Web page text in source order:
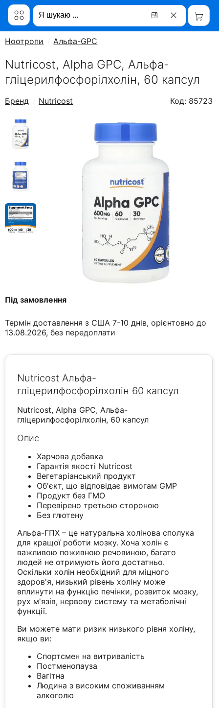
Ноотропи Альфа-GPC
Nutricost, Alpha GPC, Альфа-
гліцерилфосфорілхолін, 60 капсул
Бренд Nutricost Код: 85723
Під замовлення
Термін доставлення з США 7-10 днів, орієнтовно до
13.08.2026, без передоплати
Nutricost Альфа-
гліцерилфосфорілхолін 60 капсул
Nutricost, Alpha GPC, Альфа-
гліцерилфосфорілхолін, 60 капсул
Опис
Харчова добавка
Гарантія якості Nutricost
Вегетаріанський продукт
Об'єкт, що відповідає вимогам GMP
Продукт без ГМО
Перевірено третьою стороною
Без глютену
Альфа-ГПХ – це натуральна холінова сполука
для кращої роботи мозку. Хоча холін є
важливою поживною речовиною, багато
людей не отримують його достатньо.
Оскільки холін необхідний для міцного
здоров'я, низький рівень холіну може
вплинути на функцію печінки, розвиток мозку,
рух м'язів, нервову систему та метаболічні
функції.
Ви можете мати ризик низького рівня холіну,
якщо ви:
Спортсмен на витривалість
Постменопауза
Вагітна
Людина з високим споживанням
алкоголю